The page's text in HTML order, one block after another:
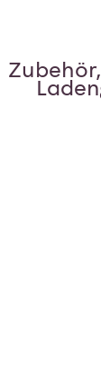
Zubehör,